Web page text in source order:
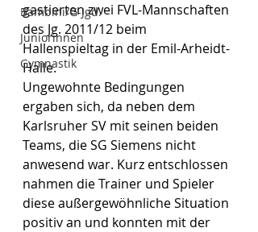
Bambini/G-Jgd.
Juniorinnen
Gymnastik
gastierten zwei FVL-Mannschaften
des Jg. 2011/12 beim
Hallenspieltag in der Emil-Arheidt-
Halle.
Ungewohnte Bedingungen
ergaben sich, da neben dem
Karlsruher SV mit seinen beiden
Teams, die SG Siemens nicht
anwesend war. Kurz entschlossen
nahmen die Trainer und Spieler
diese außergewöhnliche Situation
positiv an und konnten mit der